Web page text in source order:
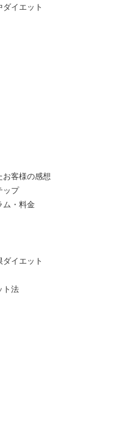
イエット
お客様の感想
ップ
ム・料金
イエット
ト法